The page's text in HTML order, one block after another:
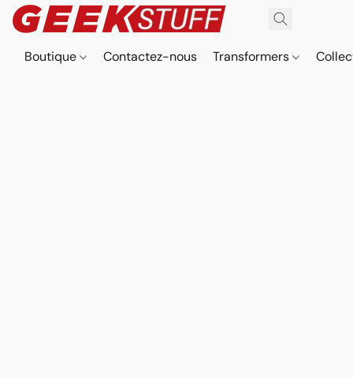
Boutique Contactez-nous Transformers